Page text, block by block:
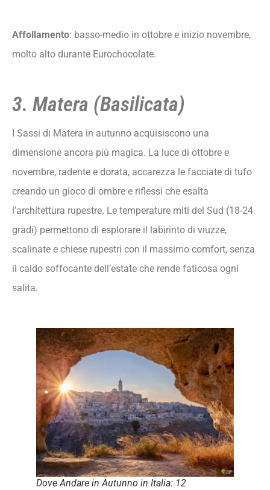
Affollamento: basso-medio in ottobre e inizio novembre,
molto alto durante Eurochocolate.
3. Matera (Basilicata)
I Sassi di Matera in autunno acquisiscono una
dimensione ancora più magica. La luce di ottobre e
novembre, radente e dorata, accarezza le facciate di tufo
creando un gioco di ombre e riflessi che esalta
l’architettura rupestre. Le temperature miti del Sud (18-24
gradi) permettono di esplorare il labirinto di viuzze,
scalinate e chiese rupestri con il massimo comfort, senza
il caldo soffocante dell’estate che rende faticosa ogni
salita.
Dove Andare in Autunno in Italia: 12